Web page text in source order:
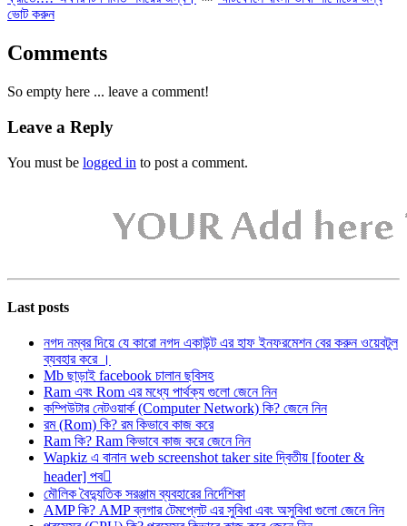
ভোট করুন
Comments
So empty here ... leave a comment!
Leave a Reply
You must be logged in to post a comment.
Last posts
নগদ নম্বর দিয়ে যে কারো নগদ একাউন্ট এর হাফ ইনফরমেশন বের করুন ওয়েবটুল
ব্যবহার করে ।
Mb ছাড়াই facebook চালান ছবিসহ
Ram এবং Rom এর মধ্যে পার্থক্য গুলো জেনে নিন
কম্পিউটার নেটওয়ার্ক (Computer Network) কি? জেনে নিন
রম (Rom) কি? রম কিভাবে কাজ করে
Ram কি? Ram কিভাবে কাজ করে জেনে নিন
Wapkiz এ বানান web screenshot taker site দ্বিতীয় [footer &
header] পব
মৌলিক বৈদ্যুতিক সরঞ্জাম ব্যবহারের নির্দেশিকা
AMP কি? AMP ব্লগার টেমপ্লেট এর সুবিধা এবং অসুবিধা গুলো জেনে নিন